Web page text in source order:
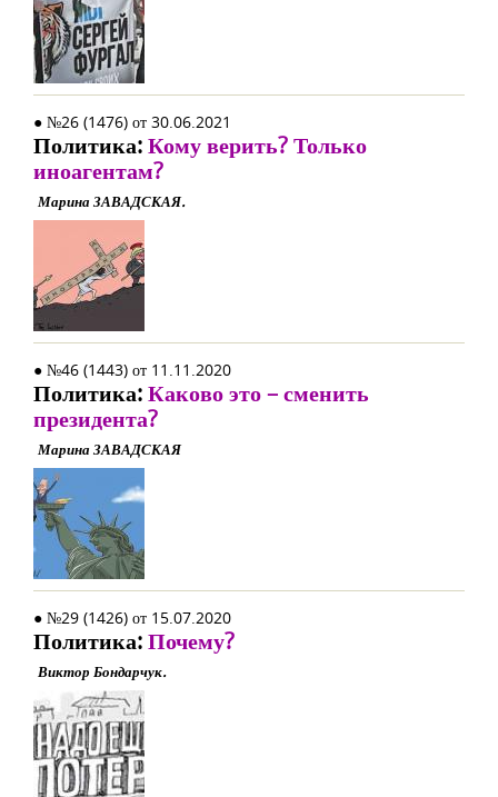
● №26 (1476) от 30.06.2021
Политика:Кому верить? Только
иноагентам?
Марина ЗАВАДСКАЯ.
● №46 (1443) от 11.11.2020
Политика:Каково это – сменить
президента?
Марина ЗАВАДСКАЯ
● №29 (1426) от 15.07.2020
Политика:Почему?
Виктор Бондарчук.